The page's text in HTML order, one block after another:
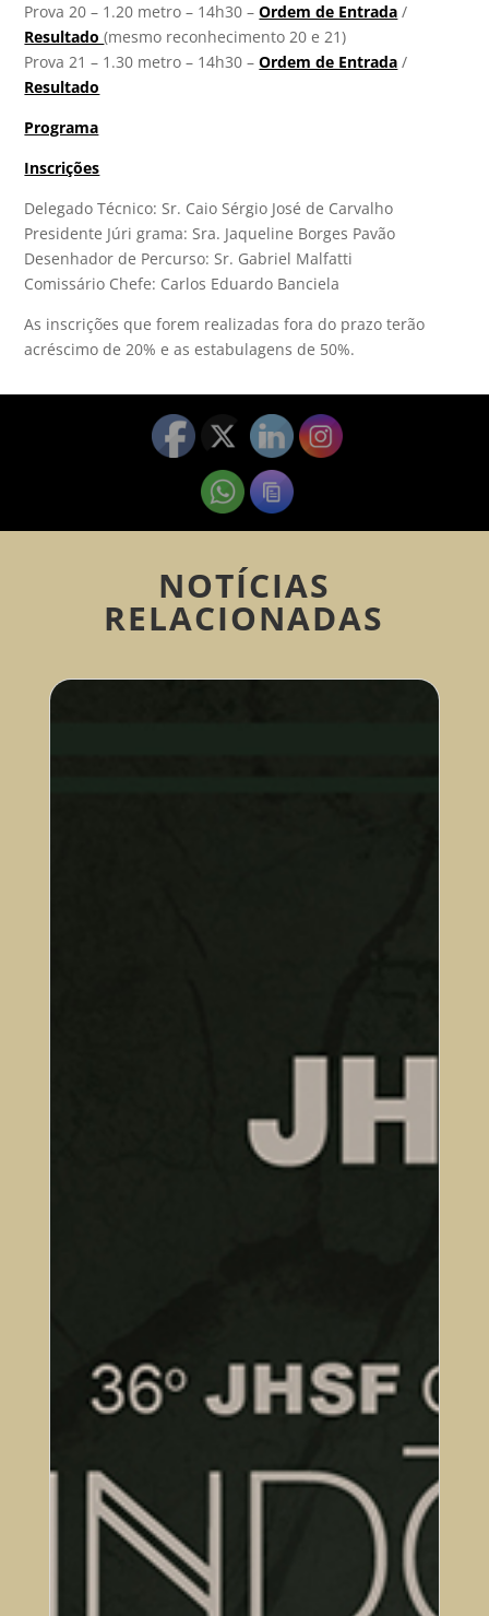
Prova 20 – 1.20 metro – 14h30 –Ordem de Entrada /
Resultado(mesmo reconhecimento 20 e 21)
Prova 21 – 1.30 metro – 14h30 –Ordem de Entrada /
Resultado
Programa
Inscrições
Delegado Técnico: Sr. Caio Sérgio José de Carvalho
Presidente Júri grama: Sra. Jaqueline Borges Pavão
Desenhador de Percurso: Sr. Gabriel Malfatti
Comissário Chefe: Carlos Eduardo Banciela
As inscrições que forem realizadas fora do prazo terão
acréscimo de 20% e as estabulagens de 50%.
NOTÍCIAS
RELACIONADAS